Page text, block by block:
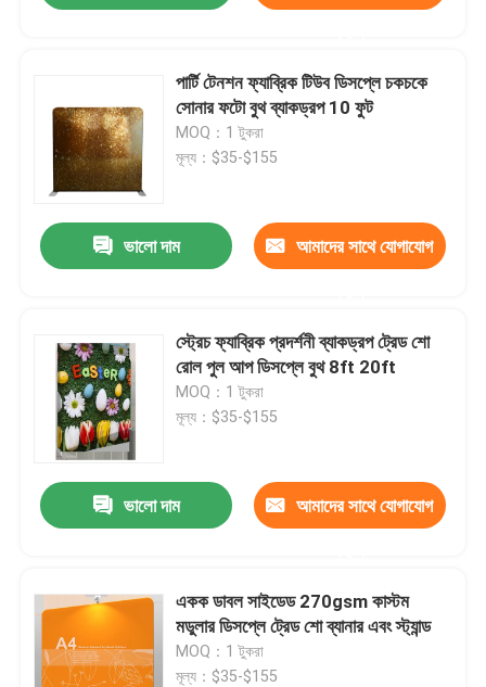
পার্টি টেনশন ফ্যাব্রিক টিউব ডিসপ্লে চকচকে
সোনার ফটো বুথ ব্যাকড্রপ 10 ফুট
MOQ：1 টুকরা
মূল্য：$35-$155
ভালো দাম আমাদের সাথে যোগাযোগ
স্ট্রেচ ফ্যাব্রিক প্রদর্শনী ব্যাকড্রপ ট্রেড শো
রোল পুল আপ ডিসপ্লে বুথ 8ft 20ft
MOQ：1 টুকরা
মূল্য：$35-$155
ভালো দাম আমাদের সাথে যোগাযোগ
একক ডাবল সাইডেড 270gsm কাস্টম
মডুলার ডিসপ্লে ট্রেড শো ব্যানার এবং স্ট্যান্ড
MOQ：1 টুকরা
মূল্য：$35-$155